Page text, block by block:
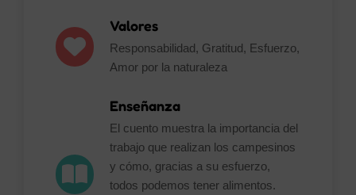
Valores
Responsabilidad, Gratitud, Esfuerzo,
Amor por la naturaleza
Enseñanza
El cuento muestra la importancia del
trabajo que realizan los campesinos
y cómo, gracias a su esfuerzo,
todos podemos tener alimentos.